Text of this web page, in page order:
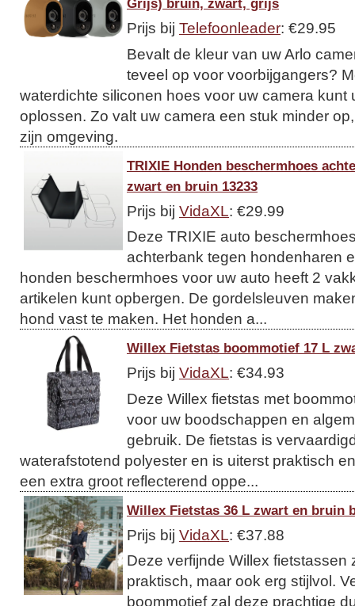
Grijs) bruin, zwart, grijs
Prijs bij Telefoonleader: €29.95
Bevalt de kleur van uw Arlo
teveel op voor voorbijgangers?
waterdichte siliconen hoes voor uw camera kunt
oplossen. Zo valt uw camera een stuk minder
zijn omgeving.
TRIXIE Honden beschermhoes
zwart en bruin 13233
Prijs bij VidaXL: €29.99
Deze TRIXIE auto
achterbank tegen hondenharen
honden beschermhoes voor uw auto heeft 2
artikelen kunt opbergen. De gordelsleuven
hond vast te maken. Het honden a...
Willex Fietstas boommotief 17 L
Prijs bij VidaXL: €34.93
Deze Willex fietstas met
voor uw boodschappen en
gebruik. De fietstas is
waterafstotend polyester en is uiterst praktisch
een extra groot reflecterend oppe...
Willex Fietstas 36 L zwart en bruin
Prijs bij VidaXL: €37.88
Deze verfijnde Willex fietstassen
praktisch, maar ook erg stijlvol.
boommotief zal deze prachtige